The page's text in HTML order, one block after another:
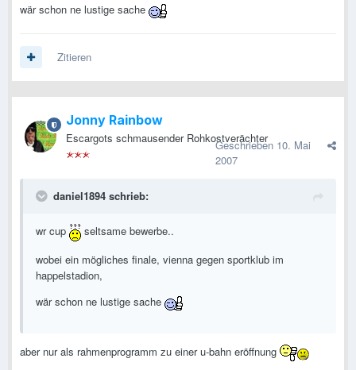
wär schon ne lustige sache
Zitieren
Jonny Rainbow
Escargots schmausender Rohkostverächter
Geschrieben 10. Mai
2007
daniel1894 schrieb:
wr cup
seltsame bewerbe..
wobei ein mögliches finale, vienna gegen sportklub im
happelstadion,
wär schon ne lustige sache
aber nur als rahmenprogramm zu einer u-bahn eröffnung